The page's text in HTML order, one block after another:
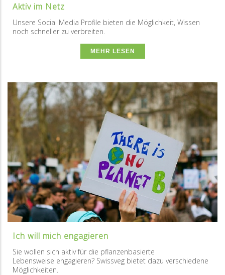
Aktiv im Netz
Unsere Social Media Profile bieten die Möglichkeit, Wissen
noch schneller zu verbreiten.
MEHR LESEN
Ich will mich engagieren
Sie wollen sich aktiv für die pflanzenbasierte
Lebensweise engagieren? Swissveg bietet dazu verschiedene
Möglichkeiten.